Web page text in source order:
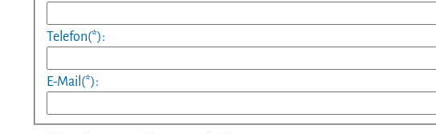
Telefon(*):
E-Mail(*):